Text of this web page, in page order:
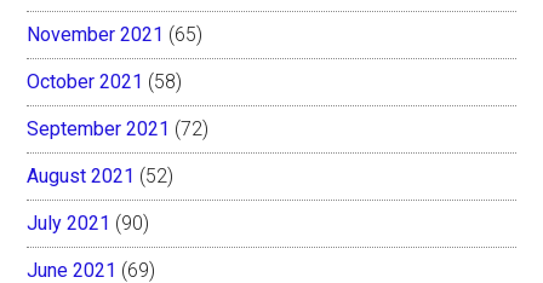
November 2021 (65)
October 2021 (58)
September 2021 (72)
August 2021 (52)
July 2021 (90)
June 2021 (69)